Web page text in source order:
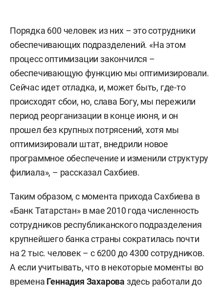
Порядка 600 человек из них – это сотрудники
обеспечивающих подразделений. «На этом
процесс оптимизации закончился –
обеспечивающую функцию мы оптимизировали.
Сейчас идет отладка, и, может быть, где-то
происходят сбои, но, слава Богу, мы пережили
период реорганизации в конце июня, и он
прошел без крупных потрясений, хотя мы
оптимизировали штат, внедрили новое
программное обеспечение и изменили структуру
филиала», – рассказал Сахбиев.
Таким образом, с момента прихода Сахбиева в
«Банк Татарстан» в мае 2010 года численность
сотрудников республиканского подразделения
крупнейшего банка страны сократилась почти
на 2 тыс. человек – с 6200 до 4300 сотрудников.
А если учитывать, что в некоторые моменты во
времена Геннадия Захарова здесь работали до